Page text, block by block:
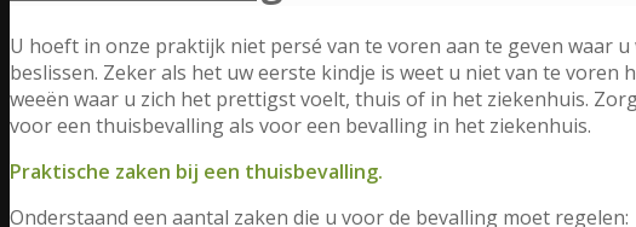
U hoeft in onze praktijk niet persé van te voren aan te geven waar
beslissen. Zeker als het uw eerste kindje is weet u niet van te voren
weeën waar u zich het prettigst voelt, thuis of in het ziekenhuis.
voor een thuisbevalling als voor een bevalling in het ziekenhuis.
Praktische zaken bij een thuisbevalling.
Onderstaand een aantal zaken die u voor de bevalling moet regelen: